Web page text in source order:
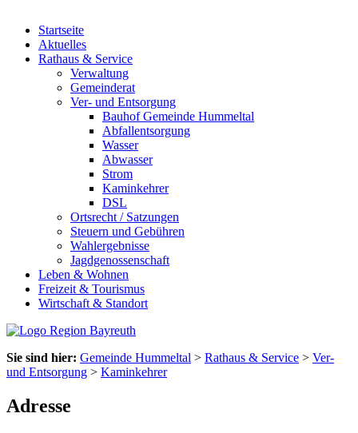
Startseite
Aktuelles
Rathaus & Service
Verwaltung
Gemeinderat
Ver- und Entsorgung
Bauhof Gemeinde Hummeltal
Abfallentsorgung
Wasser
Abwasser
Strom
Kaminkehrer
DSL
Ortsrecht / Satzungen
Steuern und Gebühren
Wahlergebnisse
Jagdgenossenschaft
Leben & Wohnen
Freizeit & Tourismus
Wirtschaft & Standort
Sie sind hier: Gemeinde Hummeltal > Rathaus & Service > Ver-
und Entsorgung > Kaminkehrer
Adresse